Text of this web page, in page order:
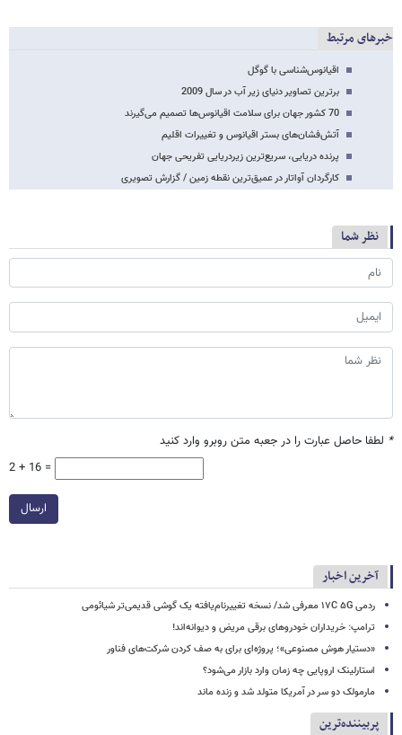
خبرهای مرتبط
اقیانوس‌شناسی با گوگل
برترین تصاویر دنیای زیر آب در سال 2009
70 کشور جهان برای سلامت اقیانوس‌ها تصمیم می‌گیرند
آتش‌فشان‌های بستر اقیانوس و تغییرات اقلیم
پرنده دریایی، سریع‌ترین زیردریایی تفریحی جهان
کارگردان آواتار در عمیق‌ترین نقطه زمین / گزارش تصویری
نظر شما
* لطفا حاصل عبارت را در جعبه متن روبرو وارد کنید
2 + 16 =
ارسال
آخرین اخبار
ردمی ۱۷C ۵G معرفی شد/ نسخه تغییرنام‌یافته یک گوشی قدیمی‌تر شیائومی
ترامپ: خریداران خودروهای برقی مریض و دیوانه‌اند!
«دستیار هوش مصنوعی»؛ پروژه‌ای برای به صف کردن شرکت‌های فناور
استارلینک اروپایی چه زمان وارد بازار می‌شود؟
مارمولک دو سر در آمریکا متولد شد و زنده ماند
پربیننده‌ترین